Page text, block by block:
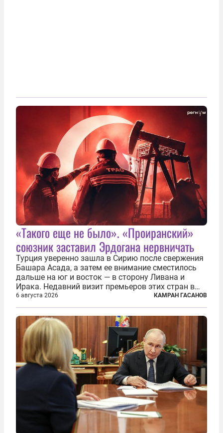
«Такого еще не было». «Проиранский»
союзник заставил Эрдогана нервничать
Турция уверенно зашла в Сирию после свержения
Башара Асада, а затем ее внимание сместилось
дальше на юг и восток — в сторону Ливана и
Ирака. Недавний визит премьеров этих стран в
Анкару, договоры об участии турецкой компании
TPAO в разработке нефти иракского Киркука и
«Дороги развития» подтверждают...
6 августа 2026 КАМРАН ГАСАНОВ